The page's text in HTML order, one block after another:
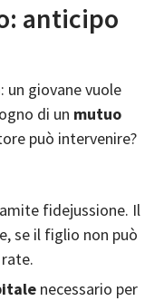
anticipo
un giovane vuole
di un mutuo
può intervenire?
fidejussione. Il
se il figlio non può
necessario per